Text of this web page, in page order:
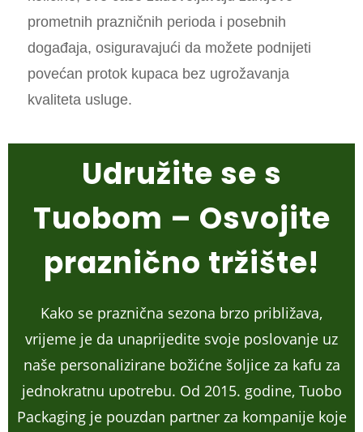
prometnih prazničnih perioda i posebnih
događaja, osiguravajući da možete podnijeti
povećan protok kupaca bez ugrožavanja
kvaliteta usluge.
Udružite se s
Tuobom – Osvojite
praznično tržište!
Kako se praznična sezona brzo približava,
vrijeme je da unaprijedite svoje poslovanje uz
naše personalizirane božićne šoljice za kafu za
jednokratnu upotrebu. Od 2015. godine, Tuobo
Packaging je pouzdan partner za kompanije koje